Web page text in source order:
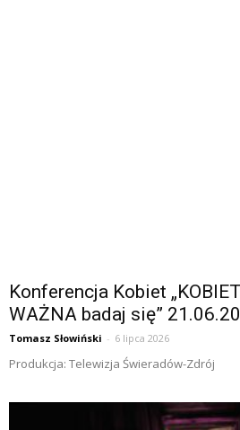
Konferencja Kobiet
WAŻNA badaj się”
Tomasz Słowiński - 6 lipca 2026
Produkcja: Telewizja Świeradów-Zdrój